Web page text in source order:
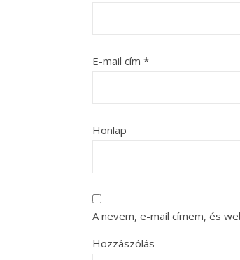
E-mail cím *
Honlap
A nevem, e-mail címem, és
Hozzászólás